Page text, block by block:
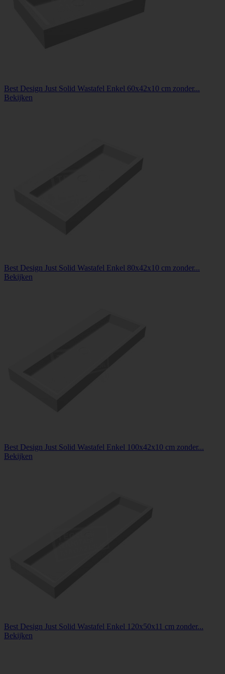
Best Design Just Solid Wastafel Enkel 60x42x10 cm zonder...
Bekijken
Best Design Just Solid Wastafel Enkel 80x42x10 cm zonder...
Bekijken
Best Design Just Solid Wastafel Enkel 100x42x10 cm zonder...
Bekijken
Best Design Just Solid Wastafel Enkel 120x50x11 cm zonder...
Bekijken